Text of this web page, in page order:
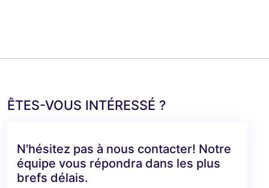
ÊTES-VOUS INTÉRESSÉ ?
N'hésitez pas à nous contacter! Notre
équipe vous répondra dans les plus
brefs délais.